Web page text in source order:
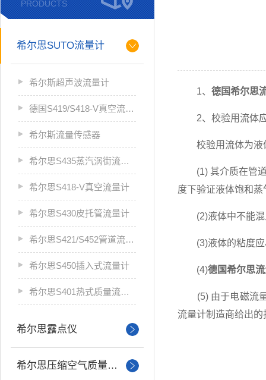
PRODUCTS
希尔思SUTO流量计
希尔斯超声波流量计
德国S419/S418-V真空流量计
希尔斯流量传感器
希尔思S435蒸汽涡街流量计
希尔思S418-V真空流量计
希尔思S430皮托管流量计
希尔思S421/S452管道流量计
希尔思S450插入式流量计
希尔思S401热式质量流量计
希尔思露点仪
希尔思压缩空气质量分析
1、 德国希尔思
2、校验用流体应
校验用流体为液
(1) 其介质在管道
度下验证液体饱和
(2)液体中不能混
(3)液体的粘度应
(4)德国希尔思
(5) 由于电磁流量
流量计制造商给出